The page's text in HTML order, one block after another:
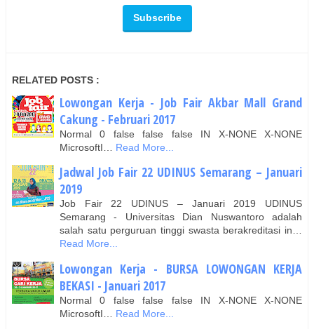
RELATED POSTS :
Lowongan Kerja - Job Fair ​Akbar ​Mall Grand
Cakung - Februari 2017
Normal 0 false false false IN X-NONE X-NONE
MicrosoftI…
Read More...
Jadwal Job Fair 22 UDINUS Semarang – Januari
2019
Job Fair 22 UDINUS – Januari 2019 UDINUS
Semarang - Universitas Dian Nuswantoro adalah
salah satu perguruan tinggi swasta berakreditasi in…
Read More...
Lowongan Kerja - BURSA LOWONGAN KERJA
BEKASI - Januari 2017
Normal 0 false false false IN X-NONE X-NONE
MicrosoftI…
Read More...